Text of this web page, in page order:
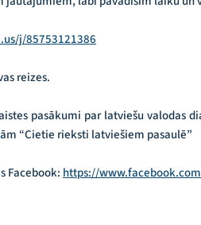
j/85753121386
reizes.
pasākumi par latviešu valodas
“Cietie rieksti latviešiem pasaulē”
Facebook: https://